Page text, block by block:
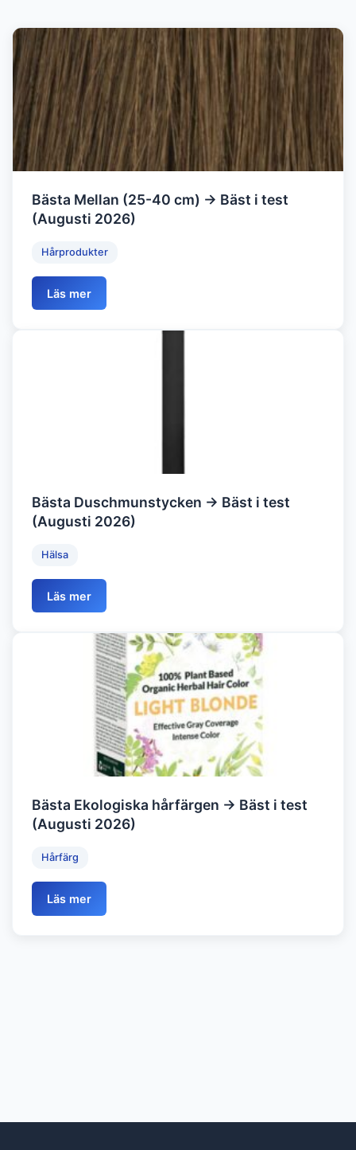
Bästa Mellan (25-40 cm) → Bäst i test
(Augusti 2026)
Hårprodukter
Läs mer
Bästa Duschmunstycken → Bäst i test
(Augusti 2026)
Hälsa
Läs mer
Bästa Ekologiska hårfärgen → Bäst i test
(Augusti 2026)
Hårfärg
Läs mer